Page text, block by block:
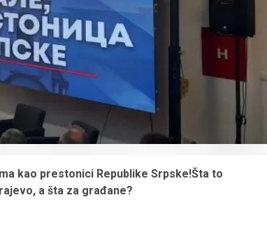
kao prestonici Republike Srpske!Šta to
a šta za građane?